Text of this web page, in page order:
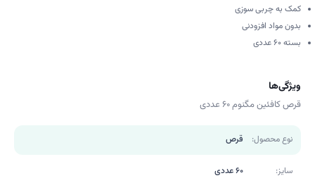
کمک به چربی سوزی
بدون مواد افزودنی
بسته 60 عددی
ویژگی‌ها
قرص کافئین مگنوم 60 عددی
نوع محصول: قرص
سایز: 60 عددی